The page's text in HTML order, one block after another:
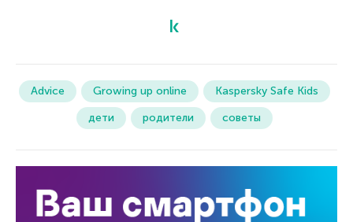
Advice Growing up online
Kaspersky Safe Kids
дети
родители советы